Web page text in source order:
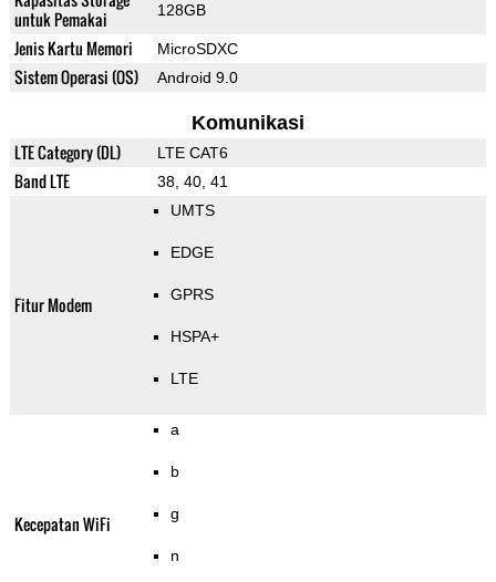
untuk Pemakai
128GB
Jenis Kartu Memori MicroSDXC
Sistem Operasi (OS) Android 9.0
Komunikasi
LTE Category (DL) LTE CAT6
Band LTE 38, 40, 41
Fitur Modem
UMTS
EDGE
GPRS
HSPA+
LTE
Kecepatan WiFi
a
b
g
n